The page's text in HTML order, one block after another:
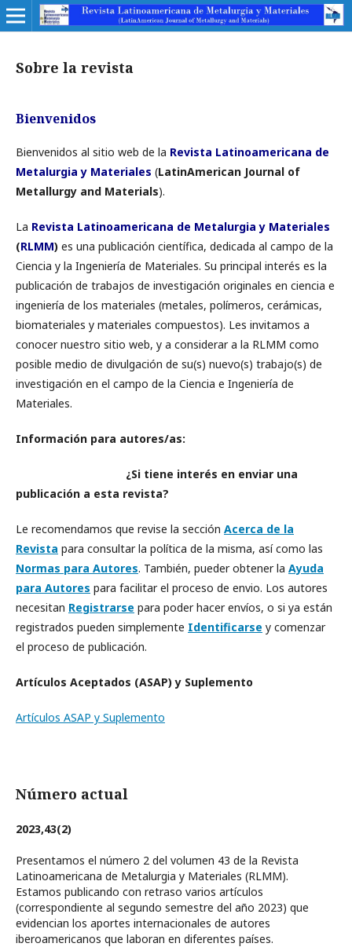
Sobre la revista
Bienvenidos
Bienvenidos al sitio web de la Revista Latinoamericana de
Metalurgia y Materiales (LatinAmerican Journal of
Metallurgy and Materials).
La Revista Latinoamericana de Metalurgia y Materiales
(RLMM) es una publicación científica, dedicada al campo de la
Ciencia y la Ingeniería de Materiales. Su principal interés es la
publicación de trabajos de investigación originales en ciencia e
ingeniería de los materiales (metales, polímeros, cerámicas,
biomateriales y materiales compuestos). Les invitamos a
conocer nuestro sitio web, y a considerar a la RLMM como
posible medio de divulgación de su(s) nuevo(s) trabajo(s) de
investigación en el campo de la Ciencia e Ingeniería de
Materiales.
Información para autores/as:
¿Si tiene interés en enviar una
publicación a esta revista?
Le recomendamos que revise la sección Acerca de la
Revista para consultar la política de la misma, así como las
Normas para Autores. También, pueder obtener la Ayuda
para Autores para facilitar el proceso de envio. Los autores
necesitan Registrarse para poder hacer envíos, o si ya están
registrados pueden simplemente Identificarse y comenzar
el proceso de publicación.
Artículos Aceptados (ASAP) y Suplemento
Artículos ASAP y Suplemento
Número actual
2023,43(2)
Presentamos el número 2 del volumen 43 de la Revista
Latinoamericana de Metalurgia y Materiales (RLMM).
Estamos publicando con retraso varios artículos
(correspondiente al segundo semestre del año 2023) que
evidencian los aportes internacionales de autores
iberoamericanos que laboran en diferentes países.